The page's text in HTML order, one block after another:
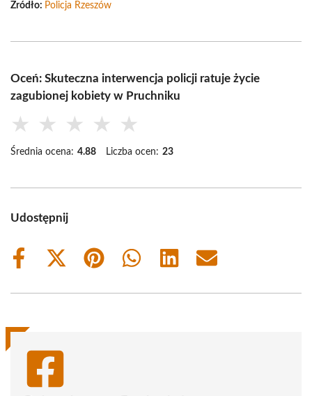
Źródło: Policja Rzeszów
Oceń: Skuteczna interwencja policji ratuje życie
zagubionej kobiety w Pruchniku
★ ★ ★ ★ ★
Średnia ocena: 4.88 Liczba ocen: 23
Udostępnij
Share
Share
(Twitter)
Share
Share
Share
Share